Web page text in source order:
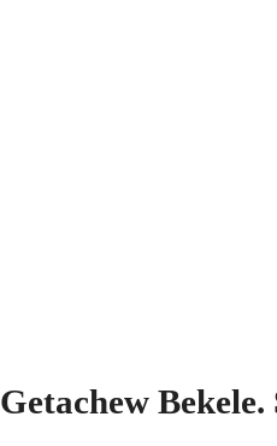
Getachew